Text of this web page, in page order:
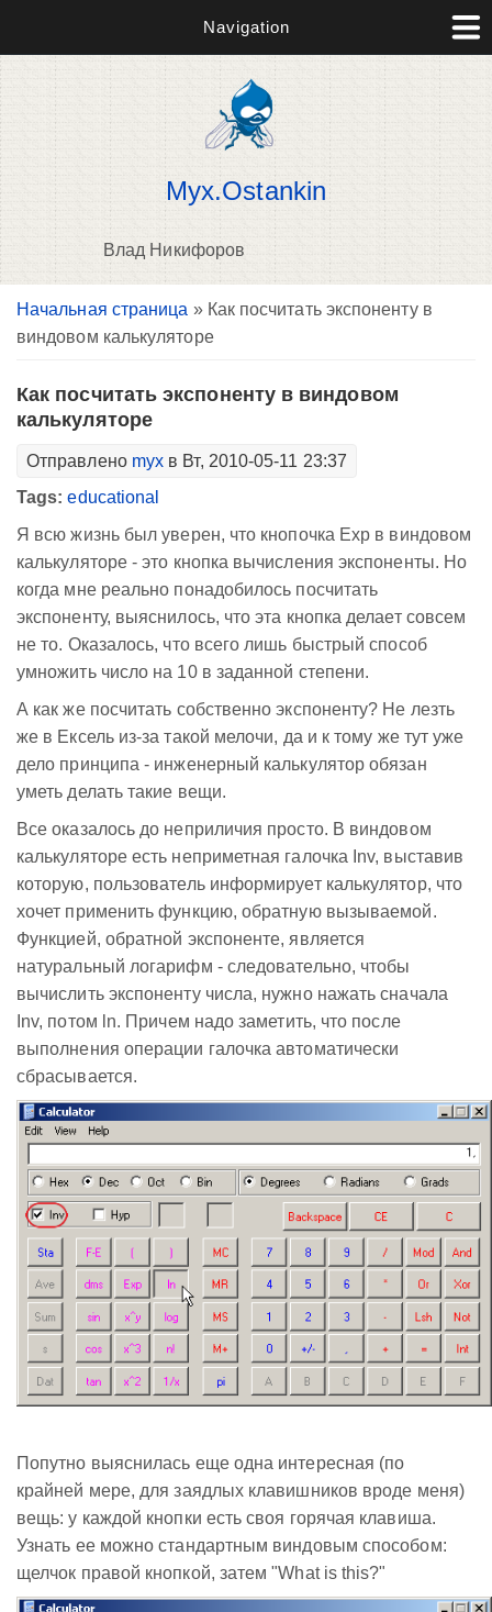
Navigation
Myx.Ostankin
Влад Никифоров
Вы здесь
Начальная страница » Как посчитать экспоненту в
виндовом калькуляторе
Как посчитать экспоненту в виндовом
калькуляторе
Отправлено myx в Вт, 2010-05-11 23:37
Tags:educational
Я всю жизнь был уверен, что кнопочка Exp в виндовом
калькуляторе - это кнопка вычисления экспоненты. Но
когда мне реально понадобилось посчитать
экспоненту, выяснилось, что эта кнопка делает совсем
не то. Оказалось, что всего лишь быстрый способ
умножить число на 10 в заданной степени.
А как же посчитать собственно экспоненту? Не лезть
же в Ексель из-за такой мелочи, да и к тому же тут уже
дело принципа - инженерный калькулятор обязан
уметь делать такие вещи.
Все оказалось до неприличия просто. В виндовом
калькуляторе есть неприметная галочка Inv, выставив
которую, пользователь информирует калькулятор, что
хочет применить функцию, обратную вызываемой.
Функцией, обратной экспоненте, является
натуральный логарифм - следовательно, чтобы
вычислить экспоненту числа, нужно нажать сначала
Inv, потом ln. Причем надо заметить, что после
выполнения операции галочка автоматически
сбрасывается.
Попутно выяснилась еще одна интересная (по
крайней мере, для заядлых клавишников вроде меня)
вещь: у каждой кнопки есть своя горячая клавиша.
Узнать ее можно стандартным виндовым способом:
щелчок правой кнопкой, затем "What is this?"